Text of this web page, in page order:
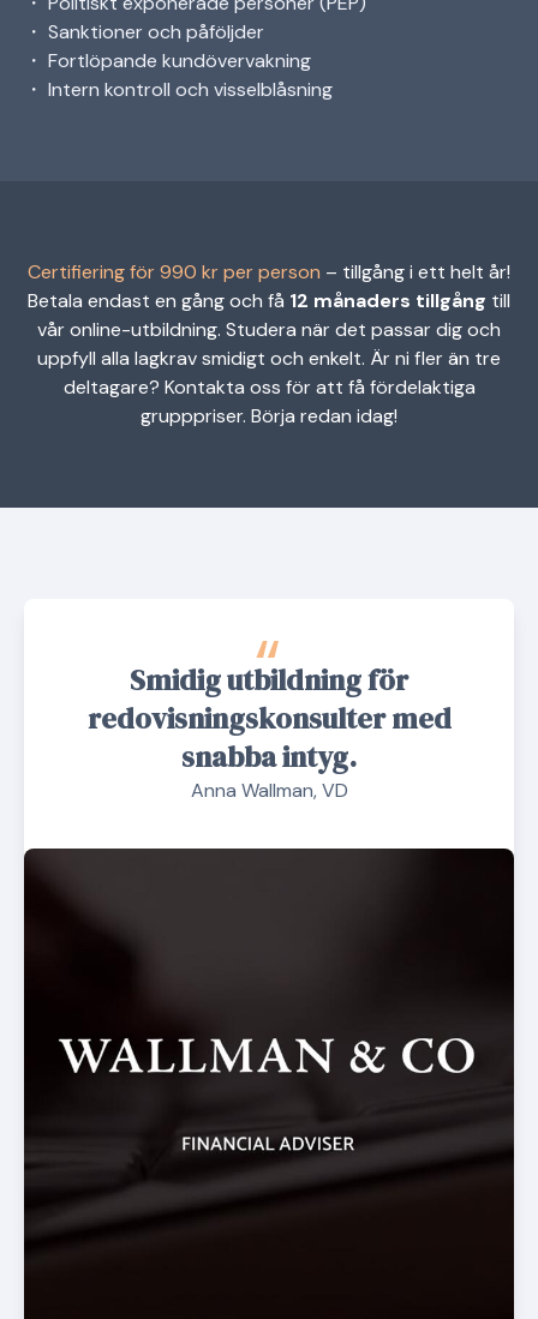
・ Sanktioner och påföljder
・ Fortlöpande kundövervakning
・ Intern kontroll och visselblåsning
Certifiering för 990 kr per person – tillgång i ett helt år!
Betala endast en gång och få 12 månaders tillgång till
vår online-utbildning. Studera när det passar dig och
uppfyll alla lagkrav smidigt och enkelt. Är ni fler än tre
deltagare? Kontakta oss för att få fördelaktiga
grupppriser. Börja redan idag!
“
Smidig utbildning för
redovisningskonsulter med
snabba intyg.
Anna Wallman, VD